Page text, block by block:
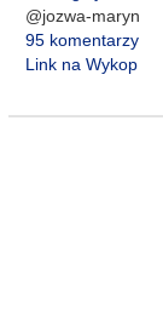
@jozwa-maryn
95 komentarzy
Link na Wykop